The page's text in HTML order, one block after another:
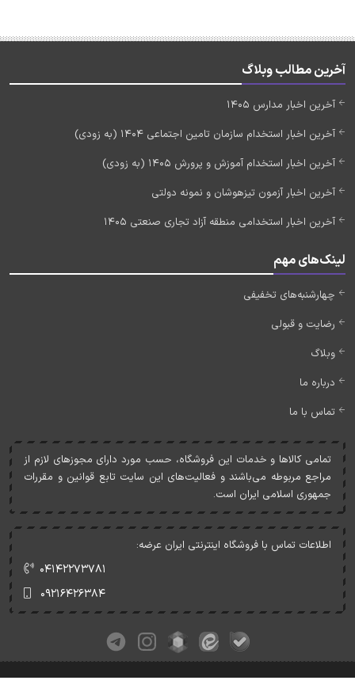
آخرین مطالب وبلاگ
آخرین اخبار مدارس 1405
آخرین اخبار استخدام سازمان تامین اجتماعی 1404 (به زودی)
آخرین اخبار استخدام آموزش و پرورش 1405 (به زودی)
آخرین اخبار آزمون تیزهوشان و نمونه دولتی
آخرین اخبار استخدامی منطقه آزاد تجاری صنعتی 1405
لینک‌های مهم
چهارشنبه‌های تخفیفی
رضایت و قبولی
وبلاگ
درباره ما
تماس با ما
تمامی کالاها و خدمات اين فروشگاه، حسب مورد دارای مجوزهای لازم از
مراجع مربوطه می‌باشند و فعاليت‌های اين سايت تابع قوانين و مقررات
جمهوری اسلامی ايران است.
اطلاعات تماس با فروشگاه اینترنتی ایران عرضه:
۰۴۱۴۲۲۷۳۷۸۱
۰۹۲۱۶۴۲۶۳۸۴